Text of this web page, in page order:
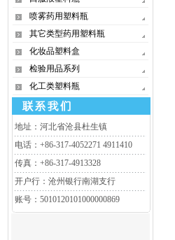
喷雾药用塑料瓶
其它类型药用塑料瓶
化妆品塑料盒
检验用品系列
化工类塑料瓶
地址：河北省沧县杜生镇
电话：+86-317-4052271 4911410
传真：+86-317-4913328
开户行：沧州银行南湖支行
账号：5010120101000000869